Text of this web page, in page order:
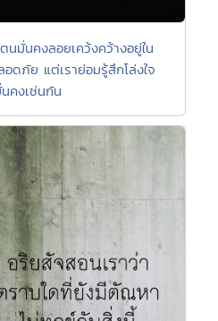
นมั่นคงลอยเคว้งคว้างอยู่ใน
อดภัย แต่เราย่อมรู้สึกโล่งใจ
นคงเช่นกัน